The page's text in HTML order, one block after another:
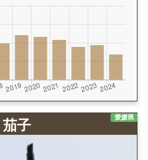
愛媛県
茄子